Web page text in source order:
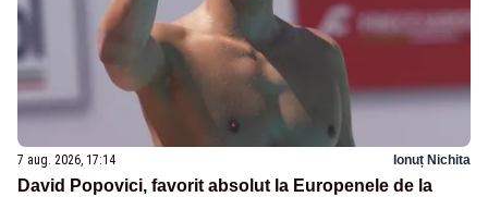
7 aug. 2026, 17:14 Ionuț Nichita
David Popovici, favorit absolut la Europenele de la